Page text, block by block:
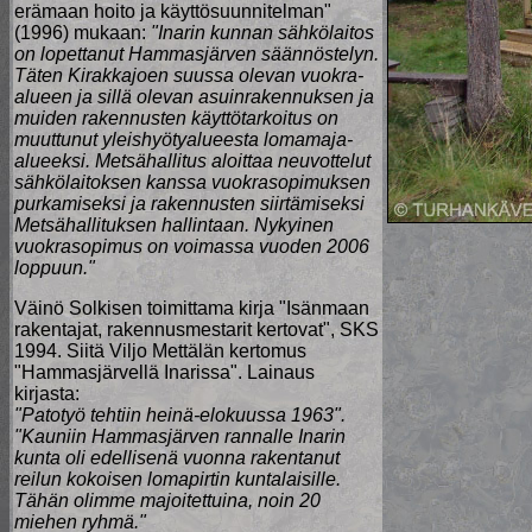
erämaan hoito ja käyttösuunnitelman"
(1996) mukaan: "Inarin kunnan sähkölaitos
on lopettanut Hammasjärven säännöstelyn.
Täten Kirakkajoen suussa olevan vuokra-
alueen ja sillä olevan asuinrakennuksen ja
muiden rakennusten käyttötarkoitus on
muuttunut yleishyötyalueesta lomamaja-
alueeksi. Metsähallitus aloittaa neuvottelut
sähkölaitoksen kanssa vuokrasopimuksen
purkamiseksi ja rakennusten siirtämiseksi
Metsähallituksen hallintaan. Nykyinen
vuokrasopimus on voimassa vuoden 2006
loppuun."
Väinö Solkisen toimittama kirja "Isänmaan
rakentajat, rakennusmestarit kertovat", SKS
1994. Siitä Viljo Mettälän kertomus
"Hammasjärvellä Inarissa". Lainaus
kirjasta:
"Patotyö tehtiin heinä-elokuussa 1963".
"Kauniin Hammasjärven rannalle Inarin
kunta oli edellisenä vuonna rakentanut
reilun kokoisen lomapirtin kuntalaisille.
Tähän olimme majoitettuina, noin 20
miehen ryhmä."